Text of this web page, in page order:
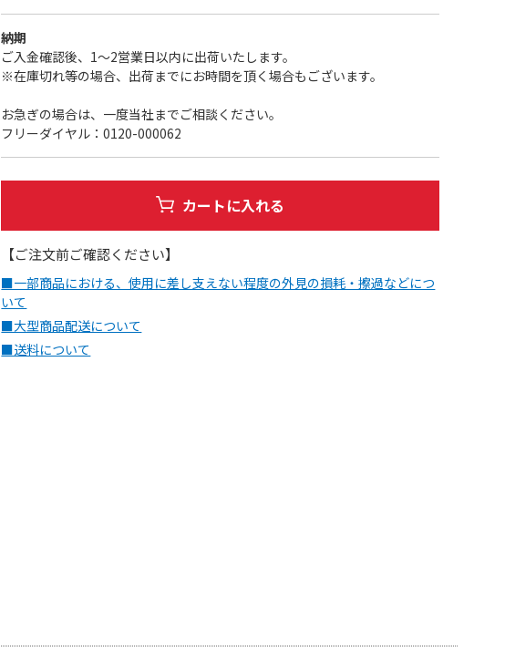
納期
ご入金確認後、1～2営業日以内に出荷いたします。
※在庫切れ等の場合、出荷までにお時間を頂く場合もございます。
お急ぎの場合は、一度当社までご相談ください。
フリーダイヤル：0120-000062
カートに入れる
【ご注文前ご確認ください】
■一部商品における、使用に差し支えない程度の外見の損耗・擦過などにつ
いて
■大型商品配送について
■送料について